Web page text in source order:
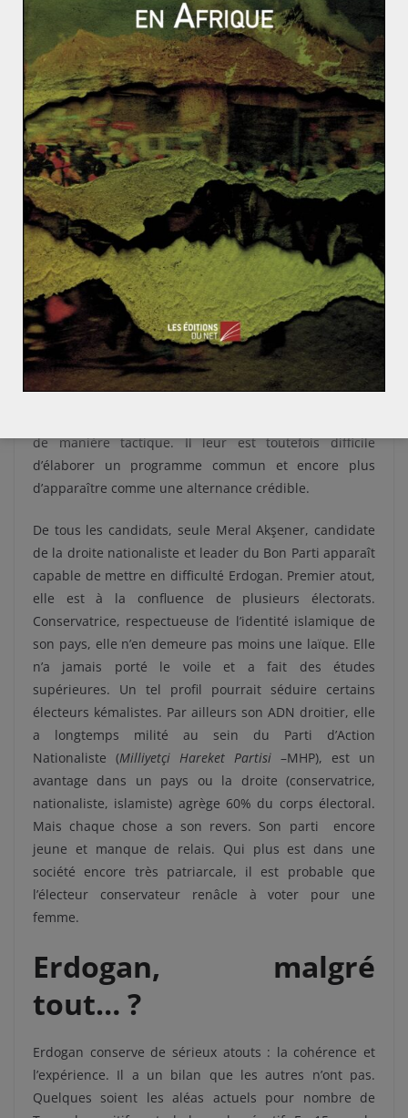
Partisi- SP
Chaque formation présentera un candidat
au premier tour du scrutin présidentiel. Ensuite, au
second tour, tout le monde fera front commun. Hormis
le parti kurde exclu de l’alliance, une liste unique est
prévue législatives.Néanmoins, l’opposition souffre de
trois maux fondamentaux.Elle manque d’idéologie
inclusive. Les nationalistes du Bon Parti,
portent au
pinacle l’unité nationale et heurtent mécaniquement
les Kurdes.
Les kémalistes du Parti Républicain du
Peuple (CHP) crispés sur la défense d’une laïcité
intransigeante rebutent la frange la plus dévote de
l’électorat. Preuve en est le score erratique de ces deux
formations à l’Est du pays ou en Anatolie centrale.
L’opposition manque également d’un leader
charismatique. Elle présente d’honorables Professeurs
d’université au langage aussi ampoulé
qu’incompréhensible. En définitive, c’est l’absence de
valeurs partagées qui est la plus criante. Les islamistes
de manière tactique. Il leur est toutefois difficile
d’élaborer un programme commun et encore plus
d’apparaître comme une alternance crédible.
De tous les candidats, seule Meral Akşener, candidate
de la droite nationaliste et leader du Bon Parti apparaît
capable de mettre en difficulté Erdogan. Premier atout,
elle est à la confluence de plusieurs électorats.
Conservatrice, respectueuse de l’identité islamique de
son pays, elle n’en demeure pas moins une laïque. Elle
n’a jamais porté le voile et a fait des études
supérieures. Un tel profil pourrait séduire certains
électeurs kémalistes. Par ailleurs son ADN droitier, elle
a longtemps milité au sein du Parti d’Action
Nationaliste (Milliyetçi Hareket Partisi –MHP), est un
avantage dans un pays ou la droite (conservatrice,
nationaliste, islamiste) agrège 60% du corps électoral.
Mais chaque chose a son revers. Son parti
encore
jeune et manque de relais. Qui plus est dans une
société encore très patriarcale, il est probable que
l’électeur conservateur renâcle à voter pour une
femme.
Erdogan, malgré
tout… ?
Erdogan conserve de sérieux atouts : la cohérence et
l’expérience. Il a un bilan que les autres n’ont pas.
Quelques soient les aléas actuels pour nombre de